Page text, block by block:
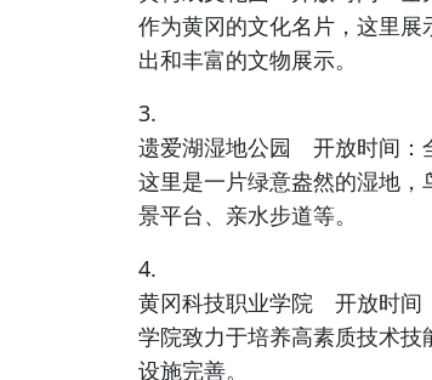
作为黄冈的文化名片，这里
出和丰富的文物展示。
3.
遗爱湖湿地公园 开放时间：
这里是一片绿意盎然的湿地
景平台、亲水步道等。
4.
黄冈科技职业学院 开放时间
学院致力于培养高素质技术技
设施完善。